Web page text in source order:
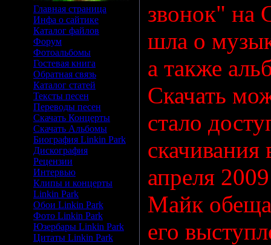
Главная страница
Инфа о сайтике
Каталог файлов
Форум
Фотоальбомы
Гостевая книга
Обратная связь
Каталог статей
Тексты песен
Переводы песен
Скачать Концерты
Скачать Альбомы
Биография Linkin Park
Дискография
Рецензии
Интервью
Клипы и концерты
Linkin Park
Обои Linkin Park
Фото Linkin Park
Юзербары Linkin Park
Цитаты Linkin Park
звонок" на
шла о
а также
Скачать
стало
скачивания
апреля
Майк
его